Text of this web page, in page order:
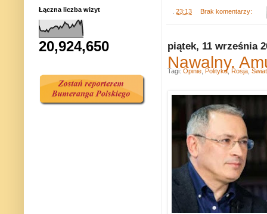
23:13 Brak komentarzy:
piątek, 11 września
Nawalny.
Tagi: Opinie Polityka, Rosja Świat
Łączna liczba wizyt
20,924,650